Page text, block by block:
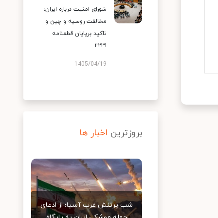
شورای امنیت درباره ایران؛
مخالفت روسیه و چین و
تاکید برپایان قطعنامه
۲۲۳۱
1405/04/19
بروزترین اخبار ها
شب پرتنش غرب آسیا؛ از ادعای